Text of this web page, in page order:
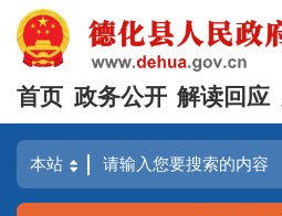
首页 政务公开 解读回应